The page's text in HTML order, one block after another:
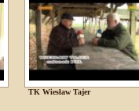
TK Wiesław Tajer